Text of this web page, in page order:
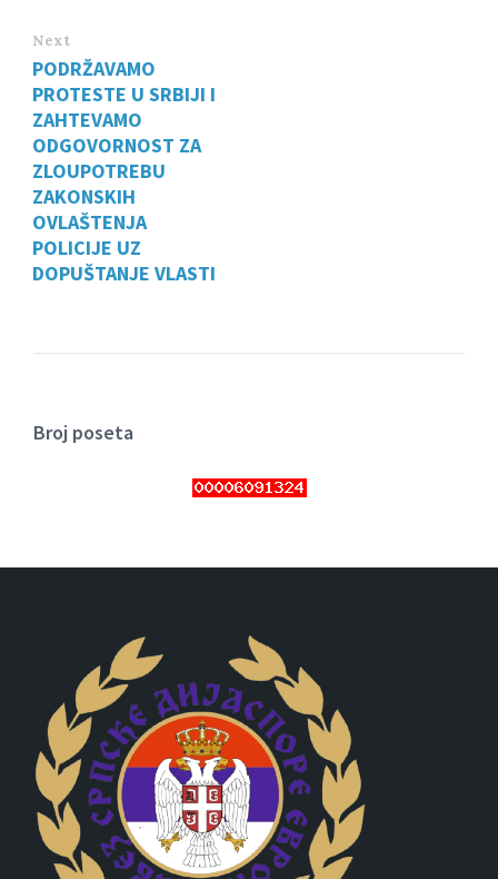
Next
PODRŽAVAMO
PROTESTE U SRBIJI I
ZAHTEVAMO
ODGOVORNOST ZA
ZLOUPOTREBU
ZAKONSKIH
OVLAŠTENJA
POLICIJE UZ
DOPUŠTANJE VLASTI
Broj poseta